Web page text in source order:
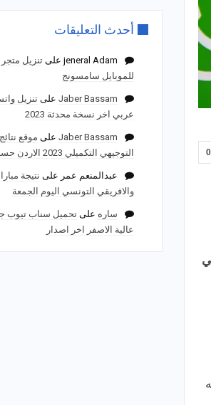
0
50 شخص في
أحدث التعليقات
jeneral Adamعلى
للموبايل سامسونج
Jaber Bassamعلىتنزيل
عربي اخر نسخة محدثة 2023
Jaber Bassamعلى موقع نتائج
التوجيهي التكميلي 2023 الاردن حسب الاسم
عبدالمنعم عمر على نتيجة
والافريقي التونسي اليوم الجمعة
ساره على تحميل سناب تيوب
عالية الاصفر اخر اصدار